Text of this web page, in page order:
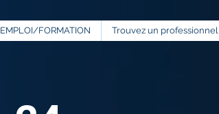
EMPLOI/FORMATION Trouvez un professionnel